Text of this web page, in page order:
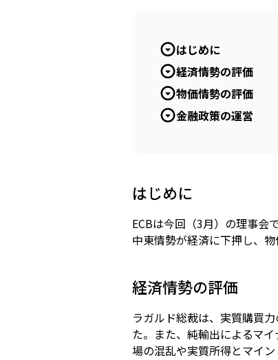
はじめに
経済情勢の評価
物価情勢の評価
金融政策の運営
はじめに
ECBは今回（3月）の理事会
中東情勢が経済に下押し、
経済情勢の評価
ラガルド総裁は、実質購買
た。また、純輸出によるマ
場の混乱や実質所得とマイ